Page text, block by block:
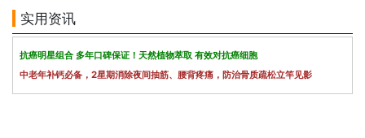
实用资讯
抗癌明星组合 多年口碑保证！天然植物萃取 有效对抗癌细胞
中老年补钙必备，2星期消除夜间抽筋、腰背疼痛，防治骨质疏松立竿见影